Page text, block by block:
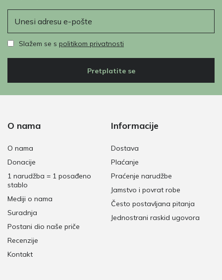
Slažem se s politikom privatnosti
Pretplatite se
O nama
O nama
Donacije
1 narudžba = 1 posađeno
stablo
Mediji o nama
Suradnja
Postani dio naše priče
Recenzije
Kontakt
Informacije
Dostava
Plaćanje
Praćenje narudžbe
Jamstvo i povrat robe
Često postavljana pitanja
Jednostrani raskid ugovora